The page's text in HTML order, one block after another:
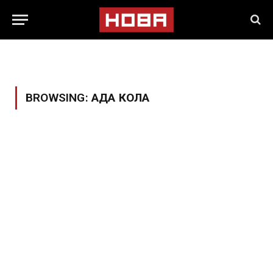
BROWSING:АДА КОЛА